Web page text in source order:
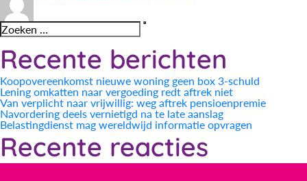
Zoeken
naar:
Zoeken
Recente berichten
Koopovereenkomst nieuwe woning geen box 3-schuld
Lening omkatten naar vergoeding redt aftrek niet
Van verplicht naar vrijwillig: weg aftrek pensioenpremie
Navordering deels vernietigd na te late aanslag
Belastingdienst mag wereldwijd informatie opvragen
Recente reacties